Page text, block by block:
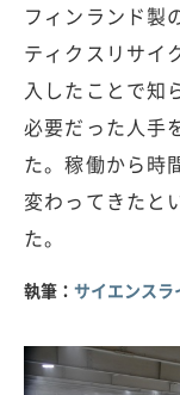
フィンランド製
ティクスリサイ
入したことで知
必要だった人手
た。稼働から時
変わってきたと
た。
執筆： サイエンス